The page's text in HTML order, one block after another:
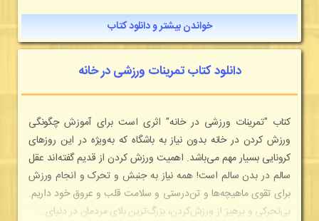
خواندن بیشتر و دانلود کتاب
دانلود کتاب تمرینات ورزشی در خانه
کتاب "تمرینات ورزشی در خانه" اثری است برای آموزش چگونگی
ورزش کردن در خانه بدون نیاز به باشگاه که به‌ویژه در این روزهای
کرونایی بسیار مهم می‌باشد. اهمیت ورزش کردن از قدیم گفته‌اند عقل
سالم در بدن سالم است! همه نیاز به جنبش و تحرک و انجام ورزش
برای تقوی ماهیچه‌ها و تن‌درستی و سلامت قلب و عروق خود داریم.
بی‌تحرکی و پرهیز از ورزش‌کردن، بزرگ‌ترین بلای مردمان در دنیای...